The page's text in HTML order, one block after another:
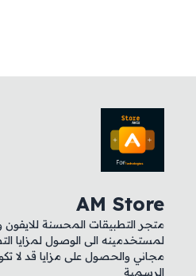
AM Store
متجر التطبيقات المحسنة للايفون
لمستخدمينه الى الوصول لمزايا
مجاني والحصول على مزايا قد لا
الرسمية